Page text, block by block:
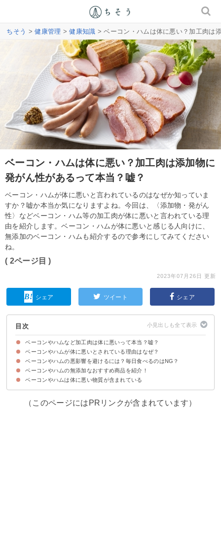
ちそう >健康管理 >健康知識 > ベーコン・ハムは体に悪い？加工肉は
ベーコン・ハムは体に悪い？加工肉は添加物に
発がん性があるって本当？嘘？
ベーコン・ハムが体に悪いと言われているのはなぜか知っていま
すか？嘘か本当か気になりますよね。今回は、〈添加物・発がん
性〉などベーコン・ハム等の加工肉が体に悪いと言われている理
由を紹介します。ベーコン・ハムが体に悪いと感じる人向けに、
無添加のベーコン・ハムも紹介するので参考にしてみてください
ね。
( 2ページ目 )
2023年07月26日 更新
シェア ツイート シェア
目次
ベーコンやハムなど加工肉は体に悪いって本当？嘘？
ベーコンやハムが体に悪いとされている理由はなぜ？
①加工肉にはAGEが大量に含まれている
②添加物などによる発がん性が疑われている
③生活習慣病のリスクを高める
ベーコンやハムの悪影響を避けるには？毎日食べるのはNG？
無添加のベーコンやハムを食べるのがおすすめ
ベーコンやハムの無添加なおすすめ商品を紹介！
①ベーコンスライス(無添加・砂糖不使用)
②鹿児島黒豚使用ポークハム(無添加)
③ゆうぼくの里ハム・ベーコンセット(無添加)
ベーコンやハムは体に悪い物質が含まれている
（このページにはPRリンクが含まれています）